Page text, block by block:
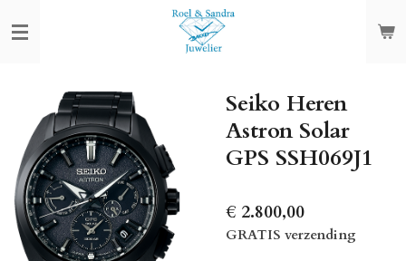
direct
hoofdinhoud
Seiko Heren
Astron Solar
GPS SSH069J1
€ 2.800,00
GRATIS verzending